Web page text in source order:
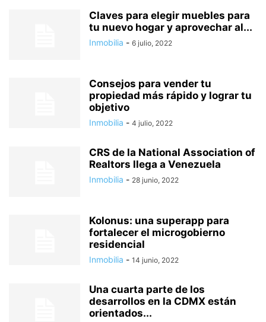
Claves para elegir muebles para
tu nuevo hogar y aprovechar al...
Inmobilia - 6 julio, 2022
Consejos para vender tu
propiedad más rápido y lograr tu
objetivo
Inmobilia - 4 julio, 2022
CRS de la National Association of
Realtors llega a Venezuela
Inmobilia - 28 junio, 2022
Kolonus: una superapp para
fortalecer el microgobierno
residencial
Inmobilia - 14 junio, 2022
Una cuarta parte de los
desarrollos en la CDMX están
orientados...